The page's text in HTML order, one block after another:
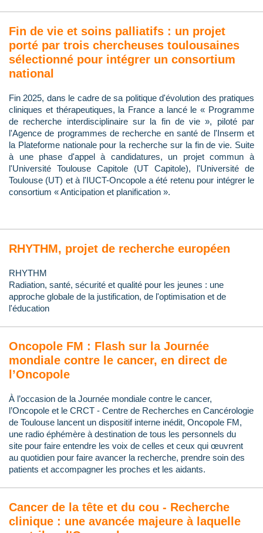
Fin de vie et soins palliatifs : un projet
porté par trois chercheuses toulousaines
sélectionné pour intégrer un consortium
national
Fin 2025, dans le cadre de sa politique d'évolution des pratiques
cliniques et thérapeutiques, la France a lancé le « Programme
de recherche interdisciplinaire sur la fin de vie », piloté par
l'Agence de programmes de recherche en santé de l'Inserm et
la Plateforme nationale pour la recherche sur la fin de vie. Suite
à une phase d'appel à candidatures, un projet commun à
l'Université Toulouse Capitole (UT Capitole), l'Université de
Toulouse (UT) et à l'IUCT-Oncopole a été retenu pour intégrer le
consortium « Anticipation et planification ».
RHYTHM, projet de recherche européen
RHYTHM
Radiation, santé, sécurité et qualité pour les jeunes : une
approche globale de la justification, de l'optimisation et de
l'éducation
Oncopole FM : Flash sur la Journée
mondiale contre le cancer, en direct de
l’Oncopole
À l’occasion de la Journée mondiale contre le cancer,
l’Oncopole et le CRCT - Centre de Recherches en Cancérologie
de Toulouse lancent un dispositif interne inédit, Oncopole FM,
une radio éphémère à destination de tous les personnels du
site pour faire entendre les voix de celles et ceux qui œuvrent
au quotidien pour faire avancer la recherche, prendre soin des
patients et accompagner les proches et les aidants.
Cancer de la tête et du cou - Recherche
clinique : une avancée majeure à laquelle